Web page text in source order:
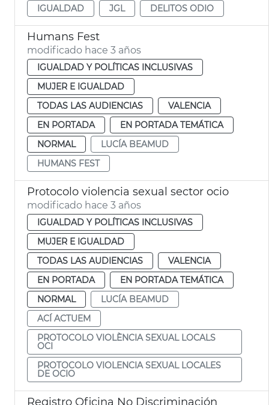
IGUALDAD
JGL DELITOS ODIO
Humans Fest
modificado hace 3 años
IGUALDAD Y POLÍTICAS INCLUSIVAS
MUJER E IGUALDAD
TODAS LAS AUDIENCIAS
VALENCIA
EN PORTADA
EN PORTADA TEMÁTICA
NORMAL
LUCÍA BEAMUD
HUMANS FEST
Protocolo violencia sexual sector ocio
modificado hace 3 años
IGUALDAD Y POLÍTICAS INCLUSIVAS
MUJER E IGUALDAD
TODAS LAS AUDIENCIAS
VALENCIA
EN PORTADA
EN PORTADA TEMÁTICA
NORMAL
LUCÍA BEAMUD
ACÍ ACTUEM
PROTOCOLO VIOLÈNCIA SEXUAL LOCALS
OCI
PROTOCOLO VIOLENCIA SEXUAL LOCALES
DE OCIO
Registro Oficina No Discriminación